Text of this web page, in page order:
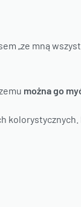
„ze mną
można go